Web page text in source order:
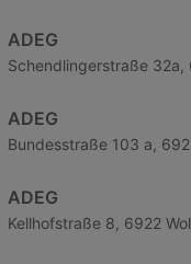
ADEG
Schendlingerstraße
ADEG
Bundesstraße 103 a,
ADEG
Kellhofstraße 8, 6922